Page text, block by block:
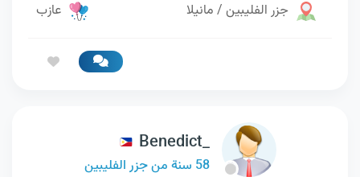
جزر الفليبين / مانيلا عازب
Benedict_
58 سنة من جزر الفليبين